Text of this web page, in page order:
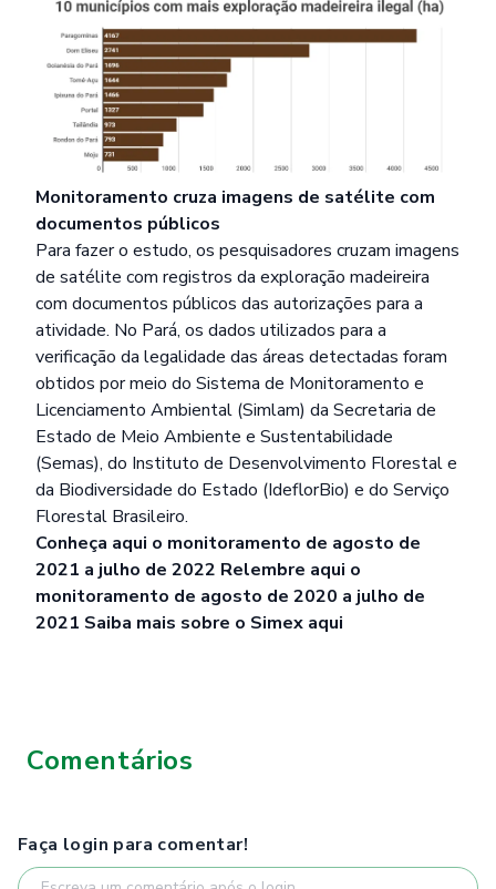
Monitoramento cruza imagens de satélite com
documentos públicos
Para fazer o estudo, os pesquisadores cruzam imagens
de satélite com registros da exploração madeireira
com documentos públicos das autorizações para a
atividade. No Pará, os dados utilizados para a
verificação da legalidade das áreas detectadas foram
obtidos por meio do Sistema de Monitoramento e
Licenciamento Ambiental (Simlam) da Secretaria de
Estado de Meio Ambiente e Sustentabilidade
(Semas), do Instituto de Desenvolvimento Florestal e
da Biodiversidade do Estado (IdeflorBio) e do Serviço
Florestal Brasileiro.
Conheça aqui o monitoramento de agosto de
2021 a julho de 2022 Relembre aqui o
monitoramento de agosto de 2020 a julho de
2021 Saiba mais sobre o Simex aqui
Comentários
Faça login para comentar!